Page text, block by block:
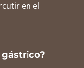
en el
gástrico?